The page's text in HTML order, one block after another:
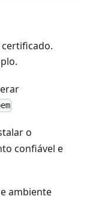
o
confiável e
ambiente